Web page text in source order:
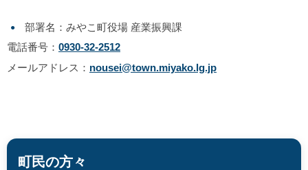
部署名：みやこ町役場 産業振興課
電話番号： 0930-32-2512
メールアドレス： nousei@town.miyako.lg.jp
町民の方々